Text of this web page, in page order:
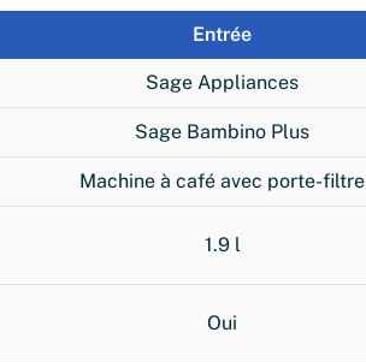
Entrée
Sage Appliances
Sage Bambino Plus
Machine à café avec porte-filtre
1.9 l
Oui